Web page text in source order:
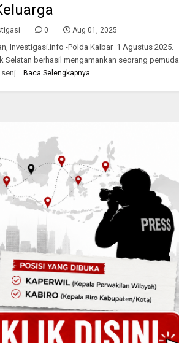
0 Aug 01, 2025
Investigasi.info -Polda Kalbar 1 Agustus 2025.
Selatan berhasil mengamankan seorang pemuda
Baca Selengkapnya